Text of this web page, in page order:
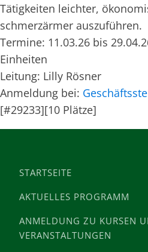
Tätigkeiten leichter,
schmerzärmer auszuführen.
Termine: 11.03.26 bis
Einheiten
Leitung: Lilly Rösner
Anmeldung bei:
[#29233][10 Plätze]
STARTSEITE
AKTUELLES PROGRAMM
ANMELDUNG ZU KURSEN
VERANSTALTUNGEN